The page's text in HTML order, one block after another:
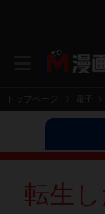
トップページ
転生